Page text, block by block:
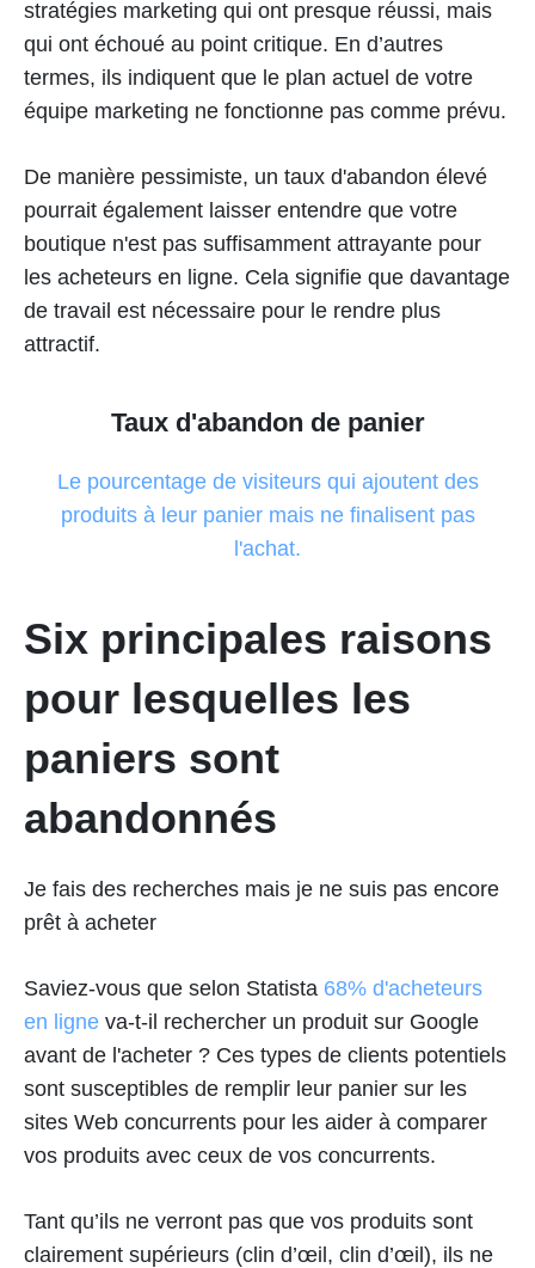
stratégies marketing qui ont presque réussi, mais
qui ont échoué au point critique. En d’autres
termes, ils indiquent que le plan actuel de votre
équipe marketing ne fonctionne pas comme prévu.
De manière pessimiste, un taux d'abandon élevé
pourrait également laisser entendre que votre
boutique n'est pas suffisamment attrayante pour
les acheteurs en ligne. Cela signifie que davantage
de travail est nécessaire pour le rendre plus
attractif.
Taux d'abandon de panier
Le pourcentage de visiteurs qui ajoutent des
produits à leur panier mais ne finalisent pas
l'achat.
Six principales raisons
pour lesquelles les
paniers sont
abandonnés
Je fais des recherches mais je ne suis pas encore
prêt à acheter
Saviez-vous que selon Statista 68% d'acheteurs
en ligne va-t-il rechercher un produit sur Google
avant de l'acheter ? Ces types de clients potentiels
sont susceptibles de remplir leur panier sur les
sites Web concurrents pour les aider à comparer
vos produits avec ceux de vos concurrents.
Tant qu’ils ne verront pas que vos produits sont
clairement supérieurs (clin d’œil, clin d’œil), ils ne